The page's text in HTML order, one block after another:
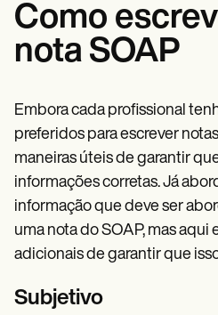
Como
nota SOAP
Embora cada profissional
preferidos para escrever
maneiras úteis de garantir
informações corretas. Já
informação que deve ser
uma nota do SOAP, mas aqui
adicionais de garantir que
Subjetivo